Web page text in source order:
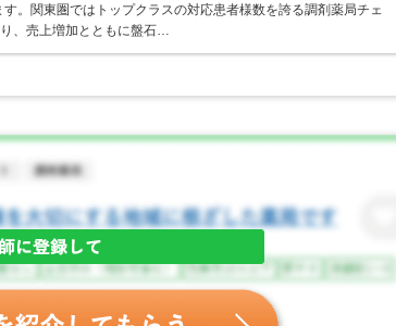
。関東圏ではトップクラスの対応患者様数を誇る調剤薬局チェ
、売上増加とともに盤石…